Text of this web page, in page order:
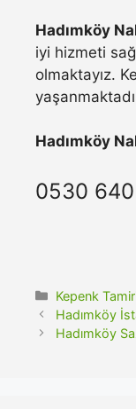
Hadımköy
iyi hizmeti
olmaktayız.
Hadımköy
0530
Kategoriler
Kepenk
Hadımköy
Hadımköy